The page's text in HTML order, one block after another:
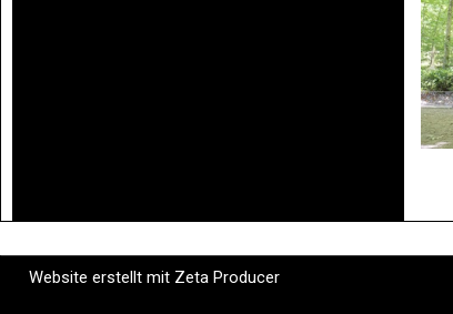
Website erstellt mit Zeta Producer